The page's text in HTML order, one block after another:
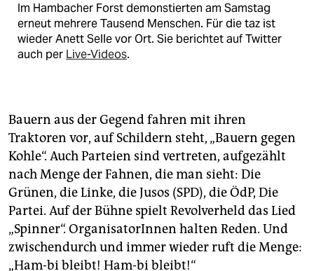
Im Hambacher Forst demonstierten am Samstag
erneut mehrere Tausend Menschen. Für die taz ist
wieder Anett Selle vor Ort. Sie berichtet auf Twitter
auch per Live-Videos.
Bauern aus der Gegend fahren mit ihren
Traktoren vor, auf Schildern steht, „Bauern gegen
Kohle“. Auch Parteien sind vertreten, aufgezählt
nach Menge der Fahnen, die man sieht: Die
Grünen, die Linke, die Jusos (SPD), die ÖdP, Die
Partei. Auf der Bühne spielt Revolverheld das Lied
„Spinner“. OrganisatorInnen halten Reden. Und
zwischendurch und immer wieder ruft die Menge:
„Ham-bi bleibt! Ham-bi bleibt!“